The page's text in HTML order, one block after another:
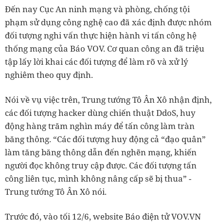
Đến nay Cục An ninh mạng và phòng, chống tội
phạm sử dụng công nghệ cao đã xác định được nhóm
đối tượng nghi vấn thực hiện hành vi tấn công hệ
thống mạng của Báo VOV. Cơ quan công an đã triệu
tập lấy lời khai các đối tượng để làm rõ và xử lý
nghiêm theo quy định.
Nói về vụ việc trên, Trung tướng Tô Ân Xô nhận định,
các đối tượng hacker dùng chiến thuật DdoS, huy
động hàng trăm nghìn máy để tấn công làm tràn
băng thông. “Các đối tượng huy động cả “đạo quân”
làm tăng băng thông dẫn đến nghẽn mạng, khiến
người đọc không truy cập được. Các đối tượng tấn
công liên tục, mình không nâng cấp sẽ bị thua” -
Trung tướng Tô Ân Xô nói.
Trước đó, vào tối 12/6, website Báo điện tử VOV.VN